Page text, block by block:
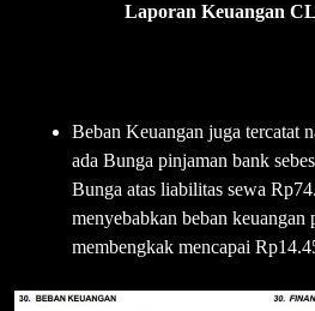
Laporan Keuangan
Beban Keuangan juga tercatat
ada Bunga pinjaman bank
Bunga atas liabilitas sewa
menyebabkan beban keuangan
membengkak mencapai